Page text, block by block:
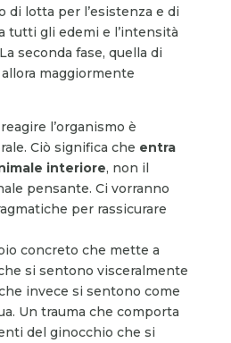
di lotta per l’esistenza e di
tutti gli edemi e l’intensità
seconda fase, quella di
maggiormente
l’organismo è
Ciò significa che entra
interiore, non il
pensante. Ci vorranno
per rassicurare
concreto che mette a
si sentono visceralmente
invece si sentono come
Un trauma che comporta
del ginocchio che si